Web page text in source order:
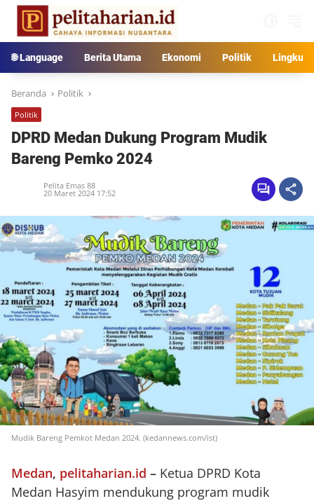
Langsung
konten
🌐 Language Berita Utama Ekonomi Politik
Beranda Politik
Politik
DPRD Medan Dukung Program Mudik
Bareng Pemko 2024
Pelita Emas 88
20 Maret 2024 17:52
Mudik Bareng Pemkot Medan 2024. (kedannews.com/ist)
Medan, pelitaharian.id – Ketua DPRD Kota
Medan Hasyim mendukung program mudik